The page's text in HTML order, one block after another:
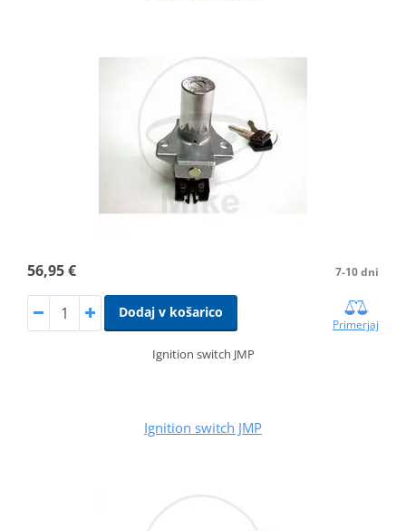
56,95 € 7-10 dni
Dodaj v košarico
Primerjaj
Ignition switch JMP
Ignition switch JMP